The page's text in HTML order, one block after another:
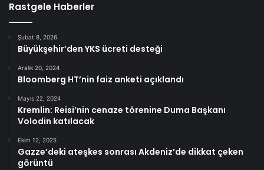
Rastgele Haberler
Şubat 8, 2026
Büyükşehir’den YKS ücreti desteği
Aralık 20, 2024
Bloomberg HT’nin faiz anketi açıklandı
Mayıs 22, 2024
Kremlin: Reisi’nin cenaze törenine Duma Başkanı
Volodin katılacak
Ekim 12, 2025
Gazze’deki ateşkes sonrası Akdeniz’de dikkat çeken
görüntü